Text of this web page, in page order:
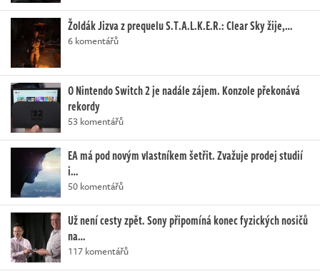
Žoldák Jizva z prequelu S.T.A.L.K.E.R.: Clear Sky žije,…
6 komentářů
O Nintendo Switch 2 je nadále zájem. Konzole překonává
rekordy
53 komentářů
EA má pod novým vlastníkem šetřit. Zvažuje prodej studií
i…
50 komentářů
Už není cesty zpět. Sony připomíná konec fyzických nosičů
na…
117 komentářů